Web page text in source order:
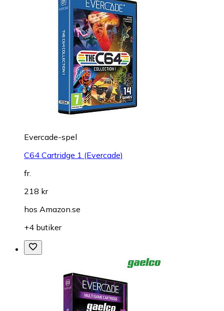
Evercade-spel
C64 Cartridge 1 (Evercade)
fr.
218 kr
hos Amazon.se
+4 butiker